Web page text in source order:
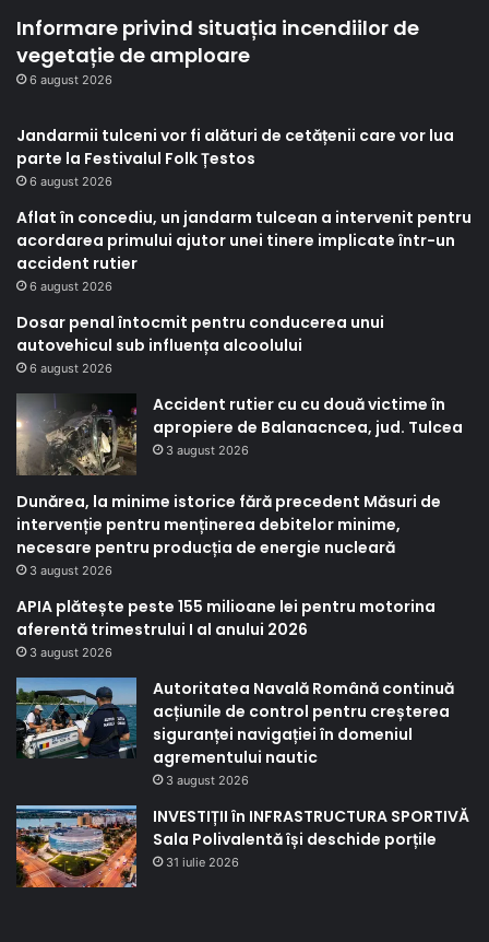
Informare privind situația incendiilor de
vegetație de amploare
6 august 2026
Jandarmii tulceni vor fi alături de cetățenii care vor lua
parte la Festivalul Folk Țestos
6 august 2026
Aflat în concediu, un jandarm tulcean a intervenit pentru
acordarea primului ajutor unei tinere implicate într-un
accident rutier
6 august 2026
Dosar penal întocmit pentru conducerea unui
autovehicul sub influența alcoolului
6 august 2026
Accident rutier cu cu două victime în
apropiere de Balanacncea, jud. Tulcea
3 august 2026
Dunărea, la minime istorice fără precedent Măsuri de
intervenție pentru menținerea debitelor minime,
necesare pentru producția de energie nucleară
3 august 2026
APIA plătește peste 155 milioane lei pentru motorina
aferentă trimestrului I al anului 2026
3 august 2026
Autoritatea Navală Română continuă
acțiunile de control pentru creșterea
siguranței navigației în domeniul
agrementului nautic
3 august 2026
INVESTIȚII în INFRASTRUCTURA SPORTIVĂ
Sala Polivalentă își deschide porțile
31 iulie 2026